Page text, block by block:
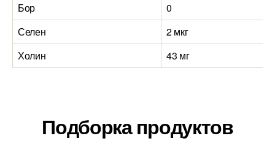
Бор
0
Селен
2 мкг
Холин
43 мг
Подборка продуктов